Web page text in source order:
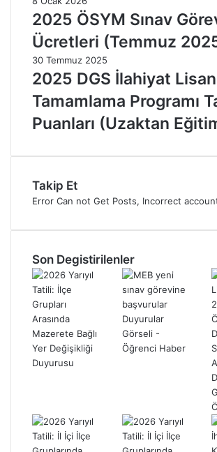
2025 ÖSYM Sınav
Ücretleri (Temmuz
30 Temmuz 2025
2025 DGS İlahiyat
Tamamlama Programı
Puanları (Uzaktan
Takip Et
Error Can not Get Posts, Incorrect
Son Degistirilenler